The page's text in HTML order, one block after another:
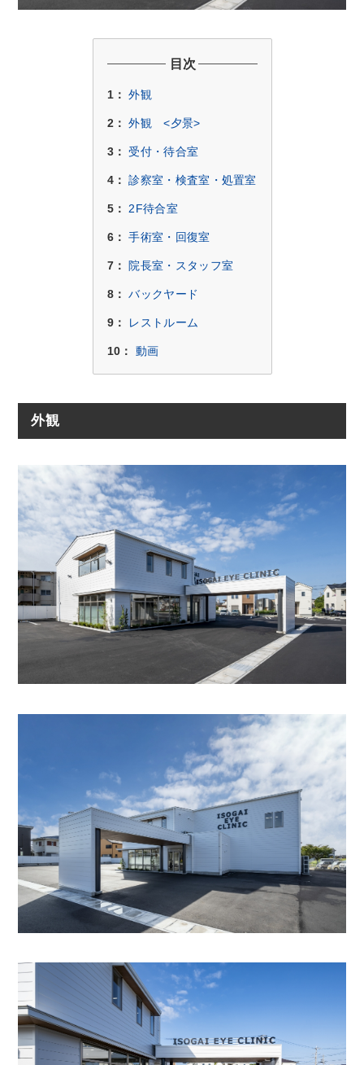
目次
1： 外観
2： 外観 <夕景>
3： 受付・待合室
4： 診察室・検査室・処置室
5： 2F待合室
6： 手術室・回復室
7： 院長室・スタッフ室
8： バックヤード
9： レストルーム
10： 動画
外観